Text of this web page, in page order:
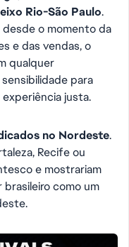
Rio-São Paulo.
o momento da
e das vendas, o
qualquer
para
justa.
no Nordeste.
Recife ou
e mostrariam
como um